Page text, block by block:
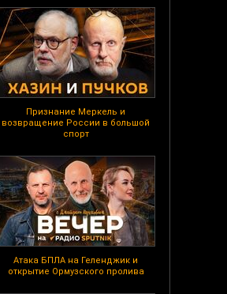
Признание Меркель и
возвращение России в большой
спорт
Атака БПЛА на Геленджик и
открытие Ормузского пролива